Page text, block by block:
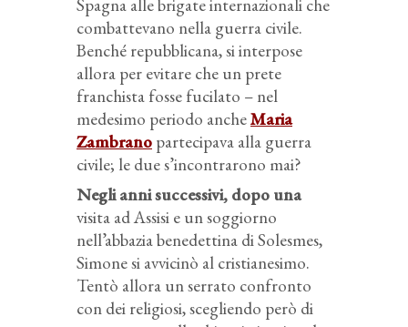
Spagna alle brigate internazionali che
combattevano nella guerra civile.
Benché repubblicana, si interpose
allora per evitare che un prete
franchista fosse fucilato – nel
medesimo periodo ancheMaria
Zambrano partecipava alla guerra
civile; le due s’incontrarono mai?
Negli anni successivi, dopo una
visita ad Assisi e un soggiorno
nell’abbazia benedettina di Solesmes,
Simone si avvicinò al cristianesimo.
Tentò allora un serrato confronto
con dei religiosi, scegliendo però di